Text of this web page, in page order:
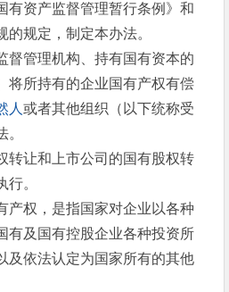
有资产监督管理暂行条例》和
的规定，制定本办法。
理机构、持有国有资本的
将所持有的企业国有产权有偿
人或者其他组织（以下统称受
让和上市公司的国有股权转
行。
权，是指国家对企业以各种
有及国有控股企业各种投资所
及依法认定为国家所有的其他